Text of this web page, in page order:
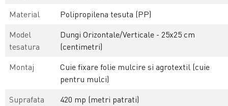
Material
Polipropilena tesuta (PP)
Model
tesatura
Dungi Orizontale/Verticale - 25x25 cm
(centimetri)
Montaj
Cuie fixare folie mulcire si agrotextil (cuie
pentru mulci)
Suprafata
420 mp (metri patrati)